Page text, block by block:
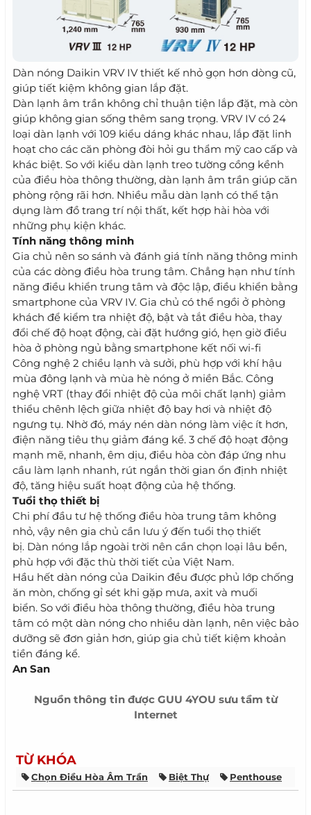
Dàn nóng Daikin VRV IV thiết kế nhỏ gọn hơn dòng cũ,
giúp tiết kiệm không gian lắp đặt.
Dàn lạnh âm trần không chỉ thuận tiện lắp đặt, mà còn
giúp không gian sống thêm sang trọng. VRV IV có 24
loại dàn lạnh với 109 kiểu dáng khác nhau, lắp đặt linh
hoạt cho các căn phòng đòi hỏi gu thẩm mỹ cao cấp và
khác biệt. So với kiểu dàn lạnh treo tường cồng kềnh
của điều hòa thông thường, dàn lạnh âm trần giúp căn
phòng rộng rãi hơn. Nhiều mẫu dàn lạnh có thể tận
dụng làm đồ trang trí nội thất, kết hợp hài hòa với
những phụ kiện khác.
Tính năng thông minh
Gia chủ nên so sánh và đánh giá tính năng thông minh
của các dòng điều hòa trung tâm. Chẳng hạn như tính
năng điều khiển trung tâm và độc lập, điều khiển bằng
smartphone của VRV IV. Gia chủ có thể ngồi ở phòng
khách để kiểm tra nhiệt độ, bật và tắt điều hòa, thay
đổi chế độ hoạt động, cài đặt hướng gió, hẹn giờ điều
hòa ở phòng ngủ bằng smartphone kết nối wi-fi
Công nghệ 2 chiều lạnh và sưởi, phù hợp với khí hậu
mùa đông lạnh và mùa hè nóng ở miền Bắc. Công
nghệ VRT (thay đổi nhiệt độ của môi chất lạnh) giảm
thiểu chênh lệch giữa nhiệt độ bay hơi và nhiệt độ
ngưng tụ. Nhờ đó, máy nén dàn nóng làm việc ít hơn,
điện năng tiêu thụ giảm đáng kể. 3 chế độ hoạt động
mạnh mẽ, nhanh, êm dịu, điều hòa còn đáp ứng nhu
cầu làm lạnh nhanh, rút ngắn thời gian ổn định nhiệt
độ, tăng hiệu suất hoạt động của hệ thống.
Tuổi thọ thiết bị
Chi phí đầu tư hệ thống điều hòa trung tâm không
nhỏ, vậy nên gia chủ cần lưu ý đến tuổi thọ thiết
bị. Dàn nóng lắp ngoài trời nên cần chọn loại lâu bền,
phù hợp với đặc thù thời tiết của Việt Nam.
Hầu hết dàn nóng của Daikin đều được phủ lớp chống
ăn mòn, chống gỉ sét khi gặp mưa, axit và muối
biển. So với điều hòa thông thường, điều hòa trung
tâm có một dàn nóng cho nhiều dàn lạnh, nên việc bảo
dưỡng sẽ đơn giản hơn, giúp gia chủ tiết kiệm khoản
tiền đáng kể.
An San
Nguồn thông tin được GUU 4YOU sưu tầm từ
Internet
TỪ KHÓA
Chọn Điều Hòa Âm Trần Biệt Thự Penthouse